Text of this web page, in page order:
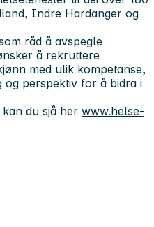
Indre Hardanger og
råd å avspegle
å rekruttere
med ulik kompetanse,
og perspektiv for å bidra i
du sjå her www.helse-